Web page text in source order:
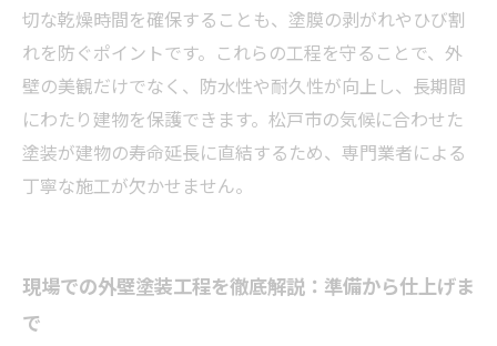
切な乾燥時間を確保することも、塗膜の剥がれやひび割
れを防ぐポイントです。これらの工程を守ることで、外
壁の美観だけでなく、防水性や耐久性が向上し、長期間
にわたり建物を保護できます。松戸市の気候に合わせた
塗装が建物の寿命延長に直結するため、専門業者による
丁寧な施工が欠かせません。
現場での外壁塗装工程を徹底解説：準備から仕上げま
で